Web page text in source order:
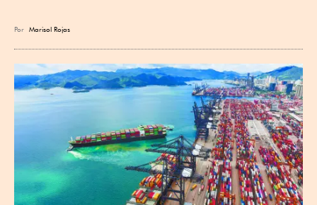
Por Marisol Rojas